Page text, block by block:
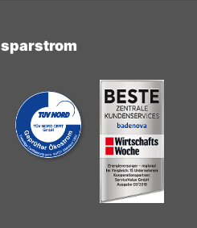
sparstrom